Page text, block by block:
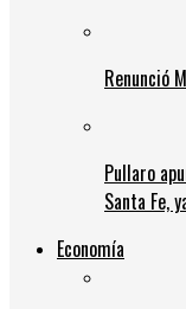
Renunció
Pullaro
Santa Fe,
Economía